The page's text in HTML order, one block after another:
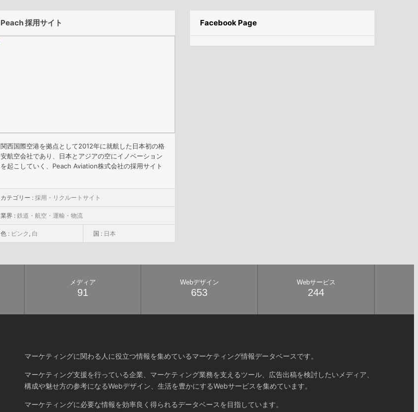
Peach 採用サイト
関西国際空港を拠点として2012年に就航した日本初の格
安航空会社であり、日本とアジアの空にイノベーション
を起こしていく、Peach Aviation株式会社の採用サイト
カテゴリー : 採用・リクルートサイト
業界 : 鉄道・航空・運輸・物流
色 : ピンク , 白 国 : 日本
Facebook Page
メディア
91
Webデザイン
653
Webサービス
244
マーケティングに関わる人に役立つ情報を集めているマーケティング情報データベースです。
マーケティング支援を行っている企業、マーケティング業務を支えるツール、広告出稿を検討したいメディア、
構成や魅せ方の参考になるWebデザイン、生活を豊かにするWebサービスを集めています。
マーケティングに必要な情報を効率良く得られるデータベースを目指しています。